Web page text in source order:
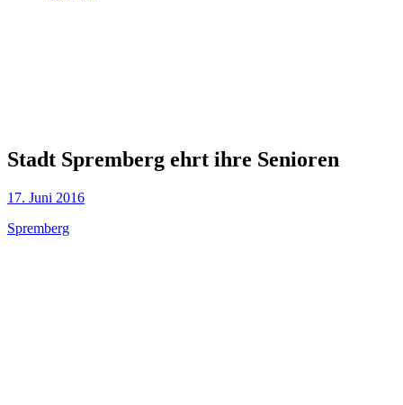
Stadt Spremberg ehrt ihre Senioren
17. Juni 2016
Spremberg